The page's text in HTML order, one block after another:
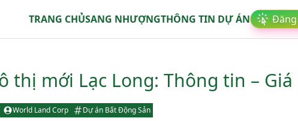
TRANG CHỦSANG NHƯỢNGTHÔNG TIN DỰ ÁN
thị mới Lạc Long: Thông tin –
World Land Corp Dự án Bất Động Sản